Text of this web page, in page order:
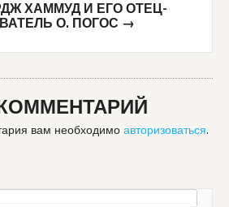
ХАММУД И ЕГО ОТЕЦ-
О. ПОГОС →
вам необходимо авторизоваться.